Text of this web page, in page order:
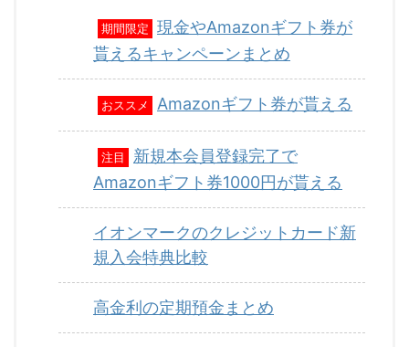
期間限定
現金やAmazonギフト券が
貰えるキャンペーンまとめ
おススメ Amazonギフト券が貰える
注目
新規本会員登録完了で
Amazonギフト券1000円が貰える
イオンマークのクレジットカード新
規入会特典比較
高金利の定期預金まとめ